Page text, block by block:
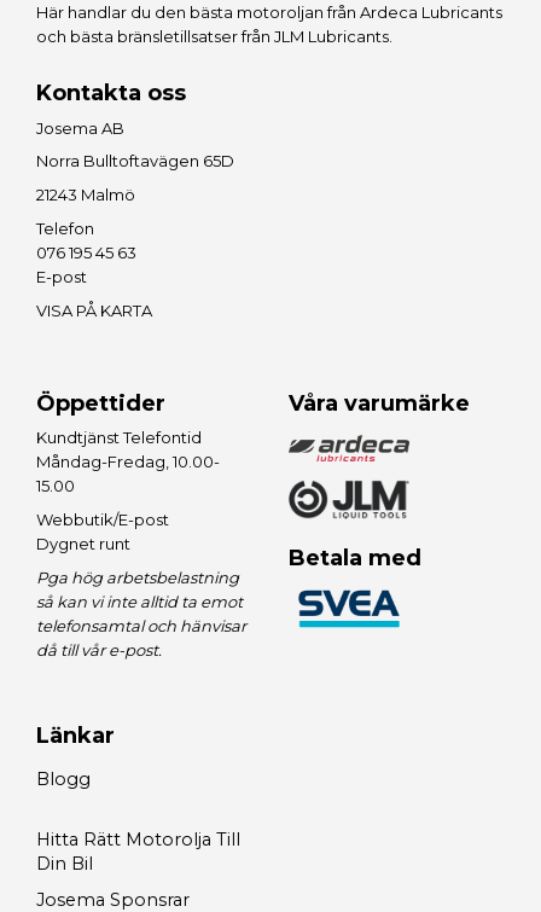
Här handlar du den bästa motoroljan från Ardeca Lubricants
och bästa bränsletillsatser från JLM Lubricants
Kontakta oss
Josema AB
Norra Bulltoftavägen 65D
21243 Malmö
Telefon
076 195 45 63
E-post
VISA PÅ KARTA
Öppettider
Kundtjänst Telefontid
Måndag-Fredag, 10.00-
15.00
Webbutik/E-post
Dygnet runt
Pga hög arbetsbelastning
så kan vi inte alltid ta emot
telefonsamtal och hänvisar
då till vår e-post.
Våra varumärke
Betala med
Länkar
Blogg
Hitta Rätt Motorolja Till
Din Bil
Josema Sponsrar